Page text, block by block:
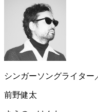
シンガーソングライター
前野健太